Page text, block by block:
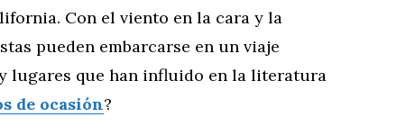
Con el viento en la cara y la
pueden embarcarse en un viaje
lugares que han influido en la literatura
de ocasión?